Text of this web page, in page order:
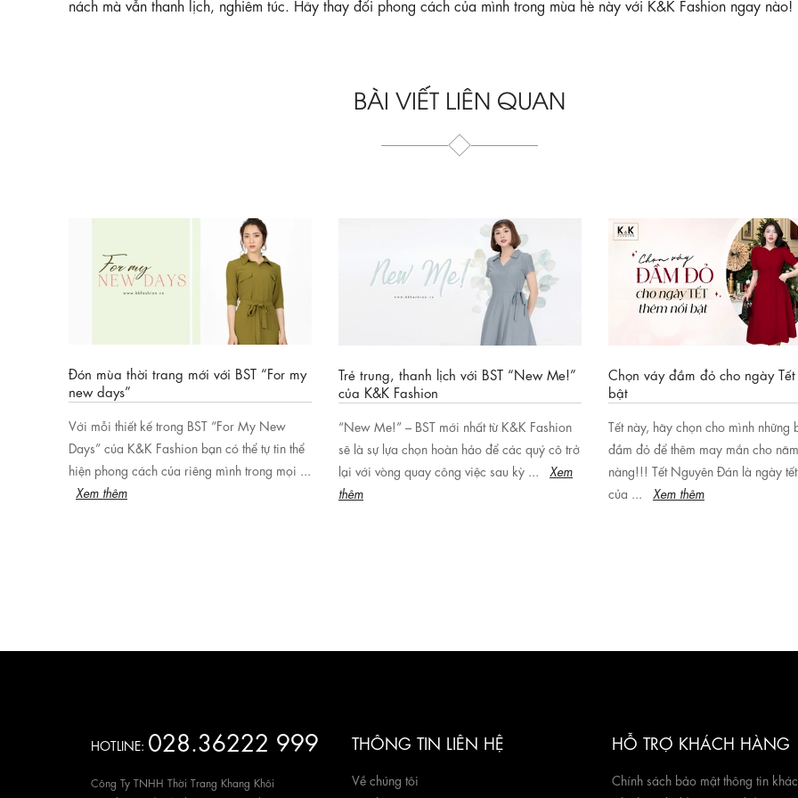
nách mà vẫn thanh lịch, nghiêm túc. Hãy thay đối phong cách của mình trong mùa hè này với K&K Fashion ngay nào!
BÀI VIẾT LIÊN QUAN
Đón mùa thời trang mới với BST “For my
new days”
Với mỗi thiết kế trong BST “For My New
Days” của K&K Fashion bạn có thể tự tin thể
hiện phong cách của riêng mình trong mọi ...
Xem thêm
Trẻ trung, thanh lịch với BST “New Me!”
của K&K Fashion
“New Me!” – BST mới nhất từ K&K Fashion
sẽ là sự lựa chọn hoàn hảo để các quý cô trở
lại với vòng quay công việc sau kỳ ...
Xem
thêm
Chọn váy đầm đỏ cho ngày
bật
Tết này, hãy chọn cho mình những
đầm đỏ để thêm may mắn cho
nàng!!! Tết Nguyên Đán là ngày
của ...
Xem thêm
HOTLINE: 028.36222 999
Công Ty TNHH Thời Trang Khang Khôi
THÔNG TIN LIÊN HỆ
Về chúng tôi
HỖ TRỢ KHÁCH HÀNG
Chính sách bảo mật thông tin